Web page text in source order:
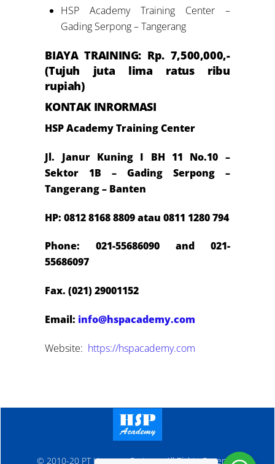
HSP Academy Training Center –
Gading Serpong – Tangerang
BIAYA TRAINING: Rp. 7,500,000,-
(Tujuh juta lima ratus ribu
rupiah)
KONTAK INRORMASI
HSP Academy Training Center
Jl. Janur Kuning I BH 11 No.10 –
Sektor 1B – Gading Serpong –
Tangerang – Banten
HP: 0812 8168 8809 atau 0811 1280 794
Phone: 021-55686090 and 021-
55686097
Fax. (021) 29001152
Email: info@hspacademy.com
Website: https://hspacademy.com
© 2010-20 PT Hanosen Pratama. All Rights Reserved